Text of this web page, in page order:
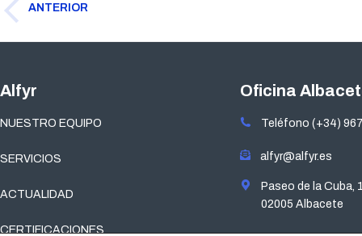
entreANTERIOR
anterior:
Alfyr
NUESTRO EQUIPO
SERVICIOS
ACTUALIDAD
CERTIFICACIONES
Oficina
Teléfono (+34)
alfyr@alfyr.es
Paseo de la Cuba,
02005 Albacete